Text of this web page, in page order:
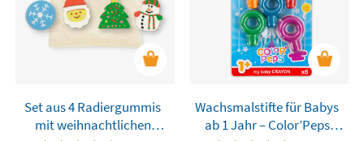
Set aus 4 Radiergummis
mit weihnachtlichen
Wachsmalstifte für Babys
ab 1 Jahr – Color’Peps